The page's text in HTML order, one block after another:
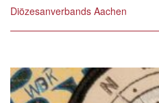
Diözesanverbands Aachen